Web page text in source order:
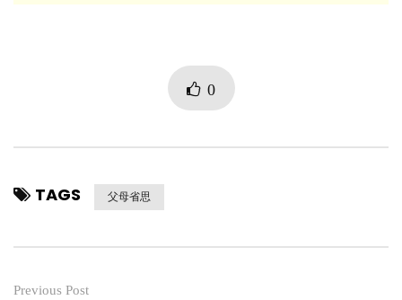
0
TAGS 父母省思
Previous Post